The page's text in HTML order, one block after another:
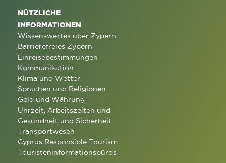
NÜTZLICHE
INFORMATIONEN
Wissenswertes über Zypern
Barrierefreies Zypern
Einreisebestimmungen
Kommunikation
Klima und Wetter
Sprachen und Religionen
Geld und Währung
Uhrzeit, Arbeitszeiten und
Gesundheit und Sicherheit
Transportwesen
Cyprus Responsible Tourism
Touristeninformationsbüros